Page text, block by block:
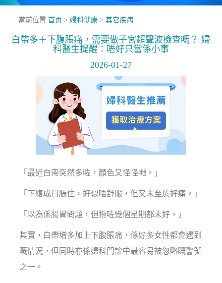
當前位置:首页 > 婦科健康> 其它疾病
白帶多＋下腹脹痛，需要做子宮超聲波檢查嗎？ 婦
科醫生提醒：唔好只當係小事
2026-01-27
「最近白帶突然多咗，顏色又怪怪哋。」
「下腹成日脹住，好似唔舒服，但又未至於好痛。」
「以為係腸胃問題，但拖咗幾個星期都未好。」
其實，白帶增多加上下腹脹痛，係好多女性都會遇到
嘅情況，但同時亦係婦科門診中最容易被忽略嘅警號
之一。